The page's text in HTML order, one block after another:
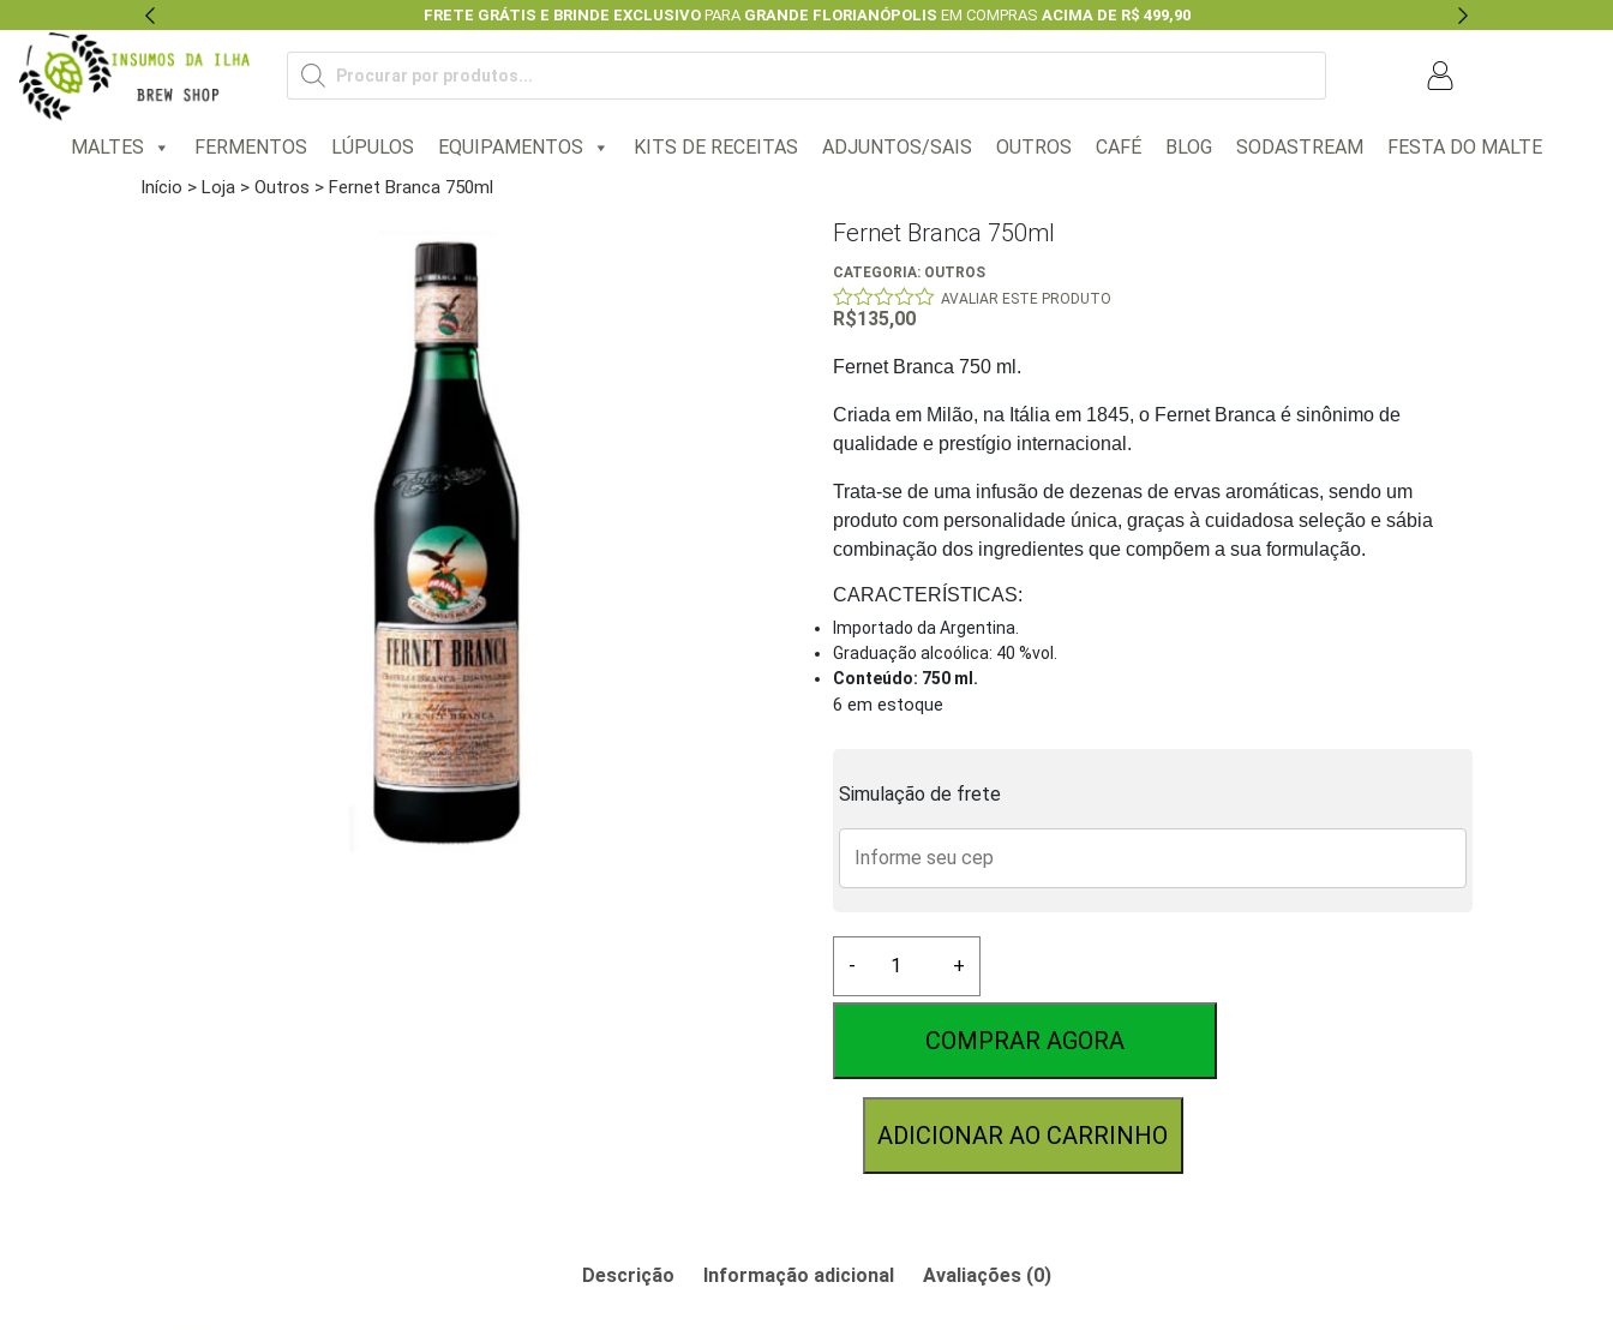
FRETE GRÁTIS E BRINDE EXCLUSIVOPARA GRANDE FLORIANÓPOLIS EM COMPRAS ACIMA DE R$ 499,90
Previous
Next
Pesquisar
produtos
MALTES FERMENTOS LÚPULOS EQUIPAMENTOS KITS DE RECEITAS ADJUNTOS/SAIS OUTROS CAFÉ BLOG SODASTREAM FESTA DO MALTE
Início > Loja > Outros > Fernet Branca 750ml
Fernet Branca 750ml
CATEGORIA: OUTROS
0
of
5
AVALIAR ESTE PRODUTO
R$135,00
Fernet Branca 750 ml.
Criada em Milão, na Itália em 1845, o Fernet Branca é sinônimo de
qualidade e prestígio internacional.
Trata-se de uma infusão de dezenas de ervas aromáticas, sendo um
produto com personalidade única, graças à cuidadosa seleção e sábia
combinação dos ingredientes que compõem a sua formulação.
CARACTERÍSTICAS:
Importado da Argentina.
Graduação alcoólica: 40 %vol.
Conteúdo: 750 ml.
6 em estoque
Simulação de frete
-
Branca
750ml
quantidade
+
COMPRAR AGORA
ADICIONAR AO CARRINHO
Descrição Informação adicional Avaliações (0)